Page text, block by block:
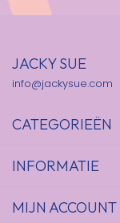
JACKY SUE
info@jackysue.com
CATEGORIEËN
INFORMATIE
MIJN ACCOUNT